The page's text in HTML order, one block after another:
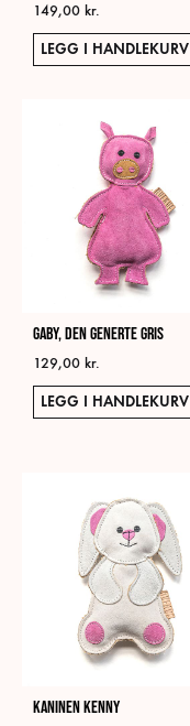
149,00 kr.
LEGG I HANDLEKURV
Gaby, Den Generte Gris
129,00 kr.
LEGG I HANDLEKURV
Kaninen Kenny